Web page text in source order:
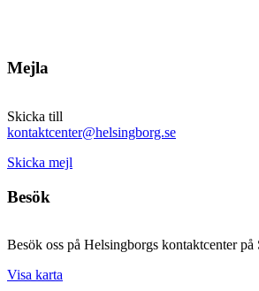
Mejla
Skicka till
kontaktcenter@helsingborg.se
Skicka mejl
Besök
Besök oss på Helsingborgs kontaktcenter på
Visa karta